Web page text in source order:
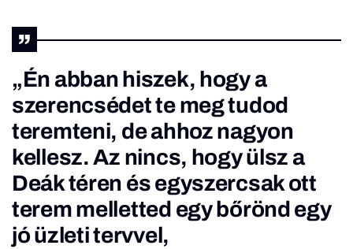
„Én abban hiszek, hogy a
szerencsédet te meg tudod
teremteni, de ahhoz nagyon
kellesz. Az nincs, hogy ülsz a
Deák téren és egyszercsak ott
terem melletted egy bőrönd egy
jó üzleti tervvel,